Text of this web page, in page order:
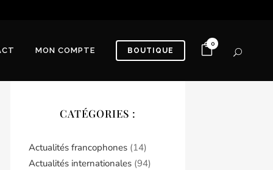
BOUTIQUE
0
MON COMPTE
CATÉGORIES :
Actualités francophones (14)
Actualités internationales (94)